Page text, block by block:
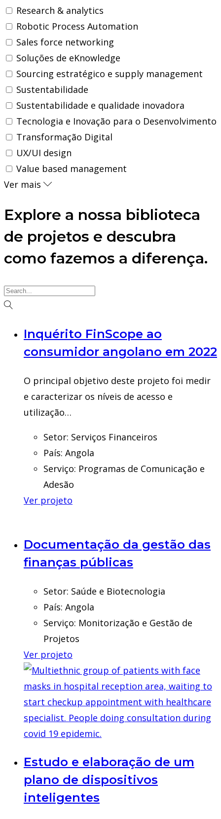
Research & analytics
Robotic Process Automation
Sales force networking
Soluções de eKnowledge
Sourcing estratégico e supply management
Sustentabilidade
Sustentabilidade e qualidade inovadora
Tecnologia e Inovação para o Desenvolvimento
Transformação Digital
UX/UI design
Value based management
Ver mais
Explore a nossa biblioteca
de projetos e descubra
como fazemos a diferença.
Inquérito FinScope ao
consumidor angolano em 2022
O principal objetivo deste projeto foi medir
e caracterizar os níveis de acesso e
utilização…
Setor: Serviços Financeiros
País: Angola
Serviço: Programas de Comunicação e
Adesão
Ver projeto
Documentação da gestão das
finanças públicas
Setor: Saúde e Biotecnologia
País: Angola
Serviço: Monitorização e Gestão de
Projetos
Ver projeto
Estudo e elaboração de um
plano de dispositivos
inteligentes